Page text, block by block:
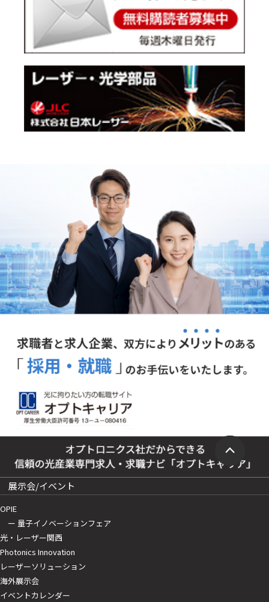
展示会/イベント
OPIE
ー 量子イノベーションフェア
光・レーザー関西
Photonics Innovation
レーザーソリューション
海外展示会
イベントカレンダー